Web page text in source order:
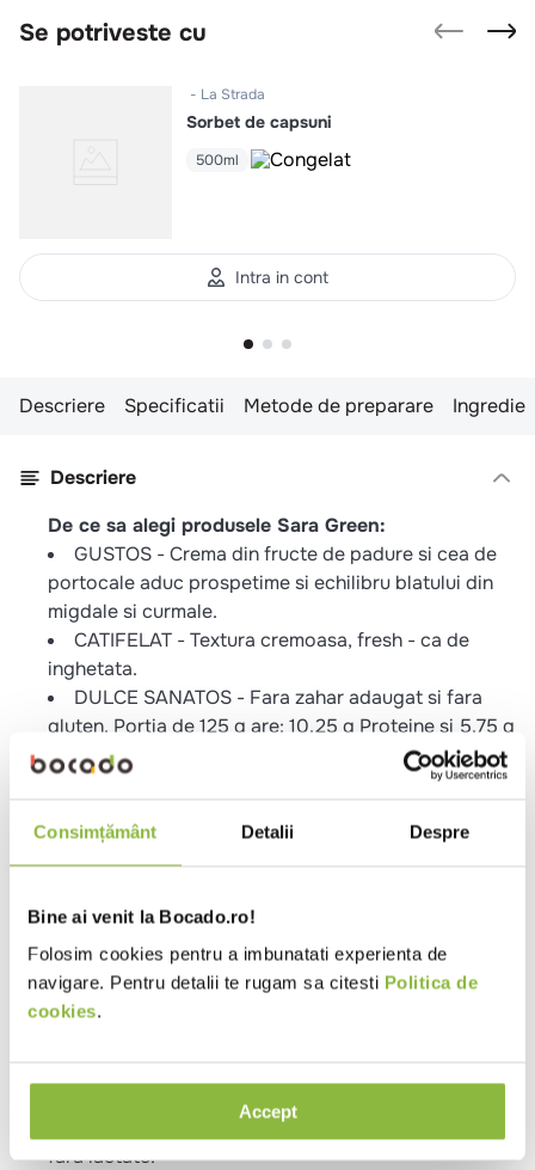
Consimțământ Detalii Despre
Bine ai venit la Bocado.ro!
Folosim cookies pentru a imbunatati experienta de
navigare. Pentru detalii te rugam sa citesti Politica de
cookies.
Accept
Se potriveste cu
La Strada
Sorbet de capsuni
500ml
Intra in cont
Descriere Specificatii Metode de preparare
Descriere
De ce sa alegi produsele Sara Green:
GUSTOS - Crema din fructe de padure si cea de
portocale aduc prospetime si echilibru blatului din
migdale si curmale.
CATIFELAT - Textura cremoasa, fresh - ca de
inghetata.
DULCE SANATOS - Fara zahar adaugat si fara
gluten. Portia de 125 g are: 10.25 g Proteine si 5.75 g
Fibre, datorita compozitiei oleaginoase din caju si
migdale, si a fructelor.
COPIILOR - gust dulce obtinut din curmale,
smochine, suc de portocale, caise deshidratate,
ESTETIC - Culori vii date de cremele din fructe,
una portocalie si una roz inchis. Posibilitatea de
personalizare in local prin decorare cu zmeura, afine,
capsuni, mure, frisca, ciocolata.
fructe. Congelarea este metoda de conservare.
Formula 100% vegana, de POST sau pentru zilele
fara lactate.